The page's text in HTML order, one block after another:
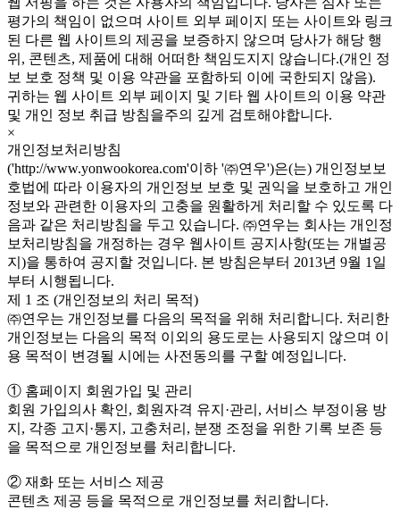
평가의 책임이 없으며 사이트 외부 페이지 또는 사이트와 링크
된 다른 웹 사이트의 제공을 보증하지 않으며 당사가 해당 행
위, 콘텐츠, 제품에 대해 어떠한 책임도지지 않습니다.(개인 정
보 보호 정책 및 이용 약관을 포함하되 이에 국한되지 않음).
귀하는 웹 사이트 외부 페이지 및 기타 웹 사이트의 이용 약관
및 개인 정보 취급 방침을주의 깊게 검토해야합니다.
×
개인정보처리방침
('http://www.yonwookorea.com'이하 '㈜연우')은(는) 개인정보보
호법에 따라 이용자의 개인정보 보호 및 권익을 보호하고 개인
정보와 관련한 이용자의 고충을 원활하게 처리할 수 있도록 다
음과 같은 처리방침을 두고 있습니다. ㈜연우는 회사는 개인정
보처리방침을 개정하는 경우 웹사이트 공지사항(또는 개별공
지)을 통하여 공지할 것입니다. 본 방침은부터 2013년 9월 1일
부터 시행됩니다.
제 1 조 (개인정보의 처리 목적)
㈜연우는 개인정보를 다음의 목적을 위해 처리합니다. 처리한
개인정보는 다음의 목적 이외의 용도로는 사용되지 않으며 이
용 목적이 변경될 시에는 사전동의를 구할 예정입니다.
① 홈페이지 회원가입 및 관리
회원 가입의사 확인, 회원자격 유지·관리, 서비스 부정이용 방
지, 각종 고지·통지, 고충처리, 분쟁 조정을 위한 기록 보존 등
을 목적으로 개인정보를 처리합니다.
② 재화 또는 서비스 제공
콘텐츠 제공 등을 목적으로 개인정보를 처리합니다.